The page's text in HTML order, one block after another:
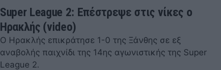
Super League 2: Επέστρεψε στις νίκες ο
Ηρακλής (video)
Ο Ηρακλής επικράτησε 1-0 της Ξάνθης σε εξ
αναβολής παιχνίδι της 14ης αγωνιστικής της Super
League 2.